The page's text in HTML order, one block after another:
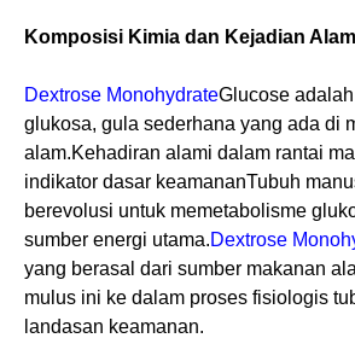
Komposisi Kimia dan Kejadian Alam
Dextrose MonohydrateGlucose
glukosa, gula sederhana yang ada di
alam.Kehadiran alami dalam rantai
indikator dasar keamananTubuh
berevolusi untuk memetabolisme
sumber energi utama.Dextrose
yang berasal dari sumber makanan
mulus ini ke dalam proses fisiologis
landasan keamanan.